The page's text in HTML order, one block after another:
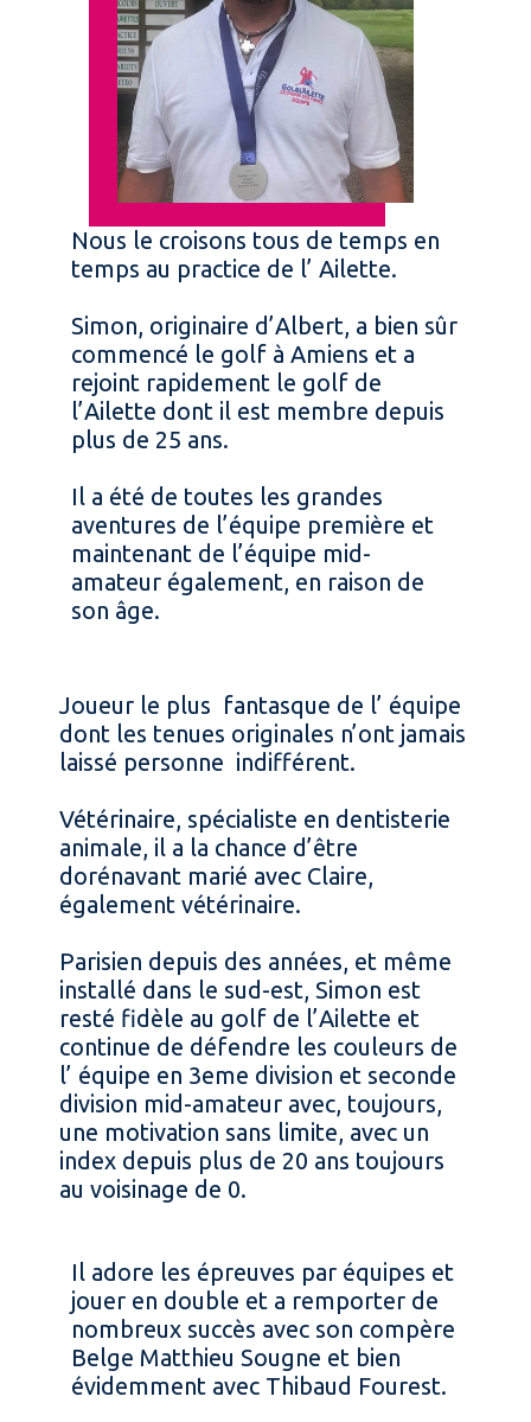
Nous le croisons tous de temps en
temps au practice de l’ Ailette.
Simon, originaire d’Albert, a bien sûr
commencé le golf à Amiens et a
rejoint rapidement le golf de
l’Ailette dont il est membre depuis
plus de 25 ans.
Il a été de toutes les grandes
aventures de l’équipe première et
maintenant de l’équipe mid-
amateur également, en raison de
son âge.
Joueur le plus fantasque de l’ équipe
dont les tenues originales n’ont jamais
laissé personne indifférent.
Vétérinaire, spécialiste en dentisterie
animale, il a la chance d’être
dorénavant marié avec Claire,
également vétérinaire.
Parisien depuis des années, et même
installé dans le sud-est, Simon est
resté fidèle au golf de l’Ailette et
continue de défendre les couleurs de
l’ équipe en 3eme division et seconde
division mid-amateur avec, toujours,
une motivation sans limite, avec un
index depuis plus de 20 ans toujours
au voisinage de 0.
Il adore les épreuves par équipes et
jouer en double et a remporter de
nombreux succès avec son compère
Belge Matthieu Sougne et bien
évidemment avec Thibaud Fourest.